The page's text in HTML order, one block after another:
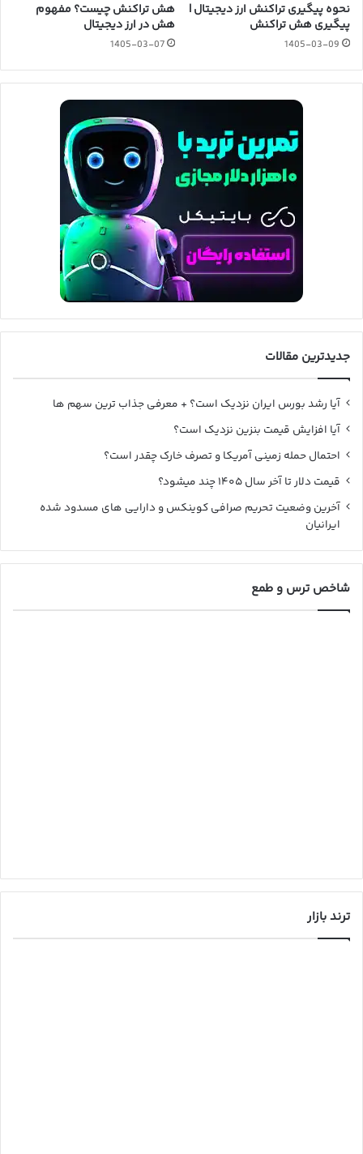
نحوه پیگیری تراکنش ارز دیجیتال |
پیگیری هش تراکنش
1405-03-09
هش تراکنش چیست؟ مفهوم
هش در ارز دیجیتال
1405-03-07
جدیدترین مقالات
آیا رشد بورس ایران نزدیک است؟ + معرفی جذاب ترین سهم ها
آیا افزایش قیمت بنزین نزدیک است؟
احتمال حمله زمینی آمریکا و تصرف خارک چقدر است؟
قیمت دلار تا آخر سال ۱۴۰۵ چند میشود؟
آخرین وضعیت تحریم صرافی کوینکس و دارایی های مسدود شده
ایرانیان
شاخص ترس و طمع
ترند بازار